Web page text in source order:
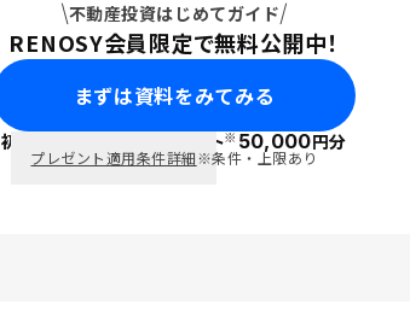
不動産投資はじめてガイド
RENOSY会員限定で無料公開中！
まずは資料をみてみる
初回面談で ポイント※50,000円分
プレゼント適用条件詳細※条件・上限あり